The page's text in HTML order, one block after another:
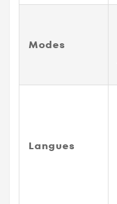
Modes
Langues